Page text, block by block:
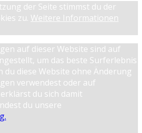
der Seite stimmst du der
zu. Weitere Informationen
auf dieser Website sind auf
um das beste Surferlebnis
du diese Website ohne Änderung
verwendest oder auf
du sich damit
du unsere